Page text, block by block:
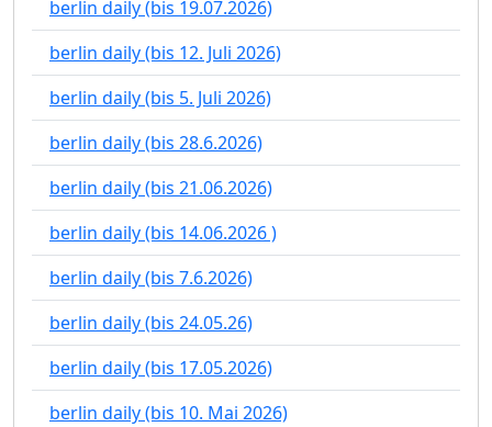
berlin daily (bis 19.07.2026)
berlin daily (bis 12. Juli 2026)
berlin daily (bis 5. Juli 2026)
berlin daily (bis 28.6.2026)
berlin daily (bis 21.06.2026)
berlin daily (bis 14.06.2026 )
berlin daily (bis 7.6.2026)
berlin daily (bis 24.05.26)
berlin daily (bis 17.05.2026)
berlin daily (bis 10. Mai 2026)